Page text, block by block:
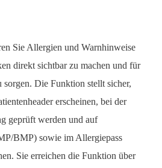
Sie Allergien und Warnhinweise
direkt sichtbar zu machen und für
sorgen. Die Funktion stellt sicher,
erscheinen, bei der
geprüft werden und auf
BMP) sowie im Allergiepass
Sie erreichen die Funktion über